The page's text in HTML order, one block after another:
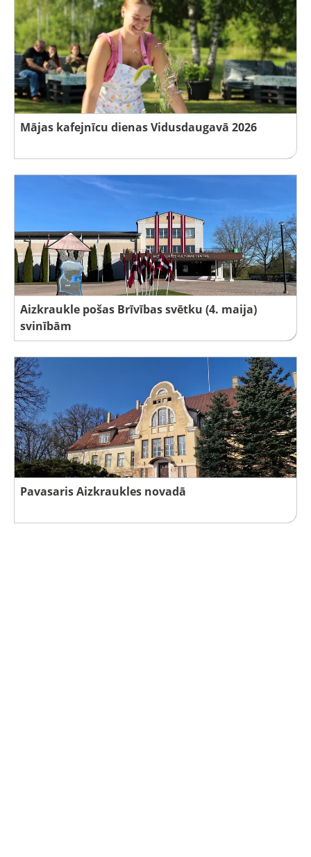
Mājas kafejnīcu dienas Vidusdaugavā 2026
Aizkraukle pošas Brīvības svētku (4. maija)
svinībām
Pavasaris Aizkraukles novadā